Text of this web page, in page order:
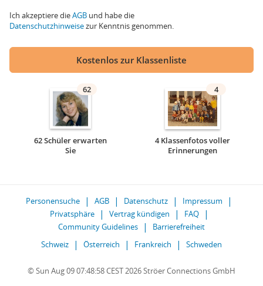
Ich akzeptiere dieAGB und habe die
Datenschutzhinweisezur Kenntnis genommen.
Kostenlos zur Klassenliste
62
62 Schüler erwarten
Sie
4
4 Klassenfotos voller
Erinnerungen
Personensuche AGB Datenschutz
Impressum
Privatsphäre
Vertrag kündigen
FAQ
Community Guidelines
Barrierefreiheit
Schweiz
Österreich Frankreich Schweden
© Sun Aug 09 07:48:58 CEST 2026 Ströer Connections GmbH